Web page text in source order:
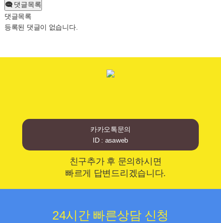
댓글목록
댓글목록
등록된 댓글이 없습니다.
카카오톡문의
ID : asaweb
친구추가 후 문의하시면
빠르게 답변드리겠습니다.
24시간 빠른상담 신청